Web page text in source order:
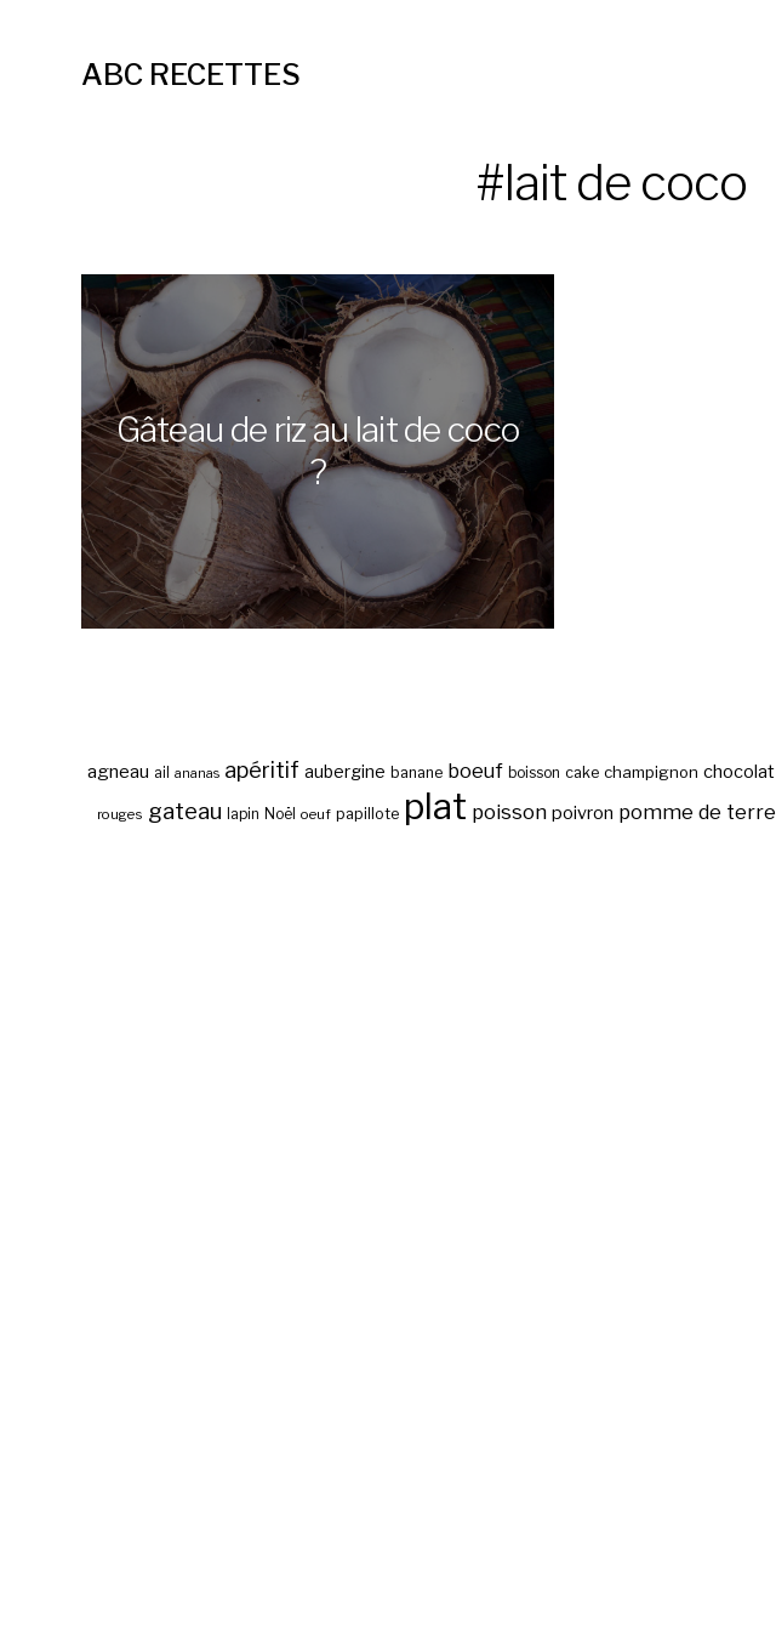
ABC RECETTES
#lait de coco
Gâteau de riz au lait de coco
?
agneau ail ananas apéritif aubergine banane boeuf boisson cake champignon chocolat
rouges gateau lapin Noël oeuf papillote plat poisson poivron pomme de terre